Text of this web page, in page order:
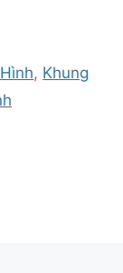
, Khung